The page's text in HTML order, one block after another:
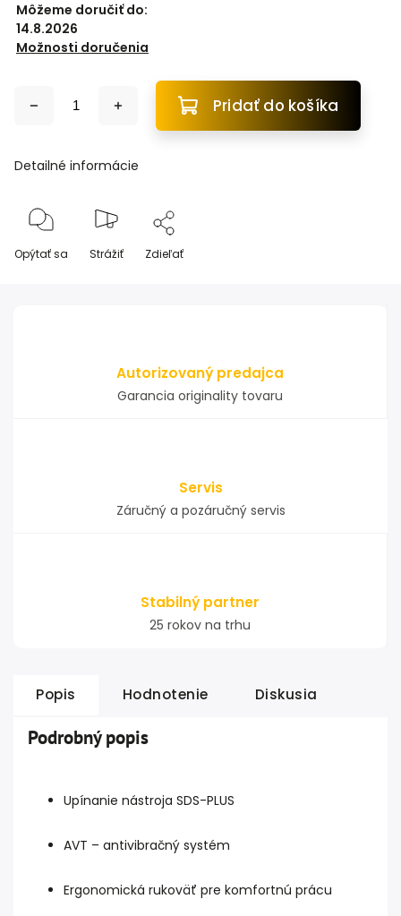
Môžeme doručiť do:
14.8.2026
Možnosti doručenia
Pridať do košíka
Detailné informácie
Opýtať sa Strážiť Zdieľať
Autorizovaný predajca
Garancia originality tovaru
Servis
Záručný a pozáručný servis
Stabilný partner
25 rokov na trhu
Popis Hodnotenie Diskusia
Podrobný popis
Upínanie nástroja SDS-PLUS
AVT – antivibračný systém
Ergonomická rukoväť pre komfortnú prácu